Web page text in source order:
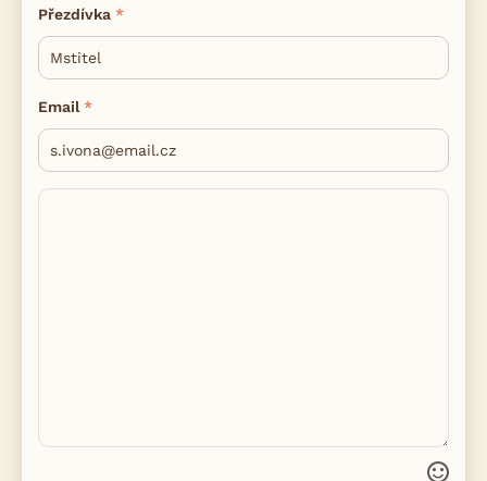
Přezdívka
Email